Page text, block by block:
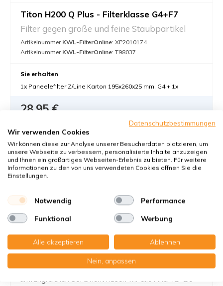
Titon H200 Q Plus - Filterklasse G4+F7
Filter gegen große und feine Staubpartikel
Artikelnummer KWL-FilterOnline: XP2010174
Artikelnummer KWL-FilterOnline: T98037
Sie erhalten
1x Paneelefilter Z/Line Karton 195x260x25 mm. G4 + 1x
28,95 €
In den Warenkorb
Titon H200 Q Plus
KWL-FilterOnline sorgt dafür, daß Sie den richtigen
Titon H200 Q Plus Filter finden. In unserem
umfangreichen Sortiment haben wir alle Filter für die
Datenschutzbestimmungen
Wir verwenden Cookies
Wir können diese zur Analyse unserer Besucherdaten platzieren, um
unsere Webseite zu verbessern, personalisierte Inhalte anzuzeigen
und Ihnen ein großartiges Webseiten-Erlebnis zu bieten. Für weitere
Informationen zu den von uns verwendeten Cookies öffnen Sie die
Einstellungen.
Notwendig Performance
Funktional Werbung
Alle akzeptieren Ablehnen
Nein, anpassen